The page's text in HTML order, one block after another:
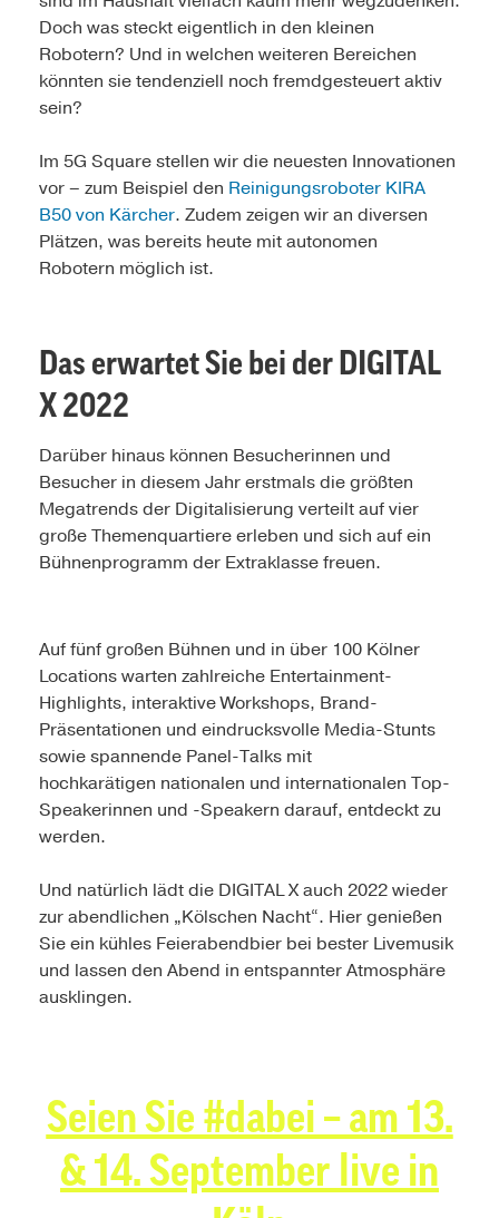
Doch was steckt eigentlich in den kleinen
Robotern? Und in welchen weiteren Bereichen
könnten sie tendenziell noch fremdgesteuert aktiv
sein?
Im 5G Square stellen wir die neuesten Innovationen
vor – zum Beispiel den Reinigungsroboter KIRA
B50 von Kärcher. Zudem zeigen wir an diversen
Plätzen, was bereits heute mit autonomen
Robotern möglich ist.
Das erwartet Sie bei der DIGITAL
X 2022
Darüber hinaus können Besucherinnen und
Besucher in diesem Jahr erstmals die größten
Megatrends der Digitalisierung verteilt auf vier
große Themenquartiere erleben und sich auf ein
Bühnenprogramm der Extraklasse freuen.
Auf fünf großen Bühnen und in über 100 Kölner
Locations warten zahlreiche Entertainment-
Highlights, interaktive Workshops, Brand-
Präsentationen und eindrucksvolle Media-Stunts
sowie spannende Panel-Talks mit
hochkarätigen nationalen und internationalen Top-
Speakerinnen und -Speakern darauf, entdeckt zu
werden.
Und natürlich lädt die DIGITAL X auch 2022 wieder
zur abendlichen „Kölschen Nacht“. Hier genießen
Sie ein kühles Feierabendbier bei bester Livemusik
und lassen den Abend in entspannter Atmosphäre
ausklingen.
Seien Sie #dabei – am 13.
& 14. September live in